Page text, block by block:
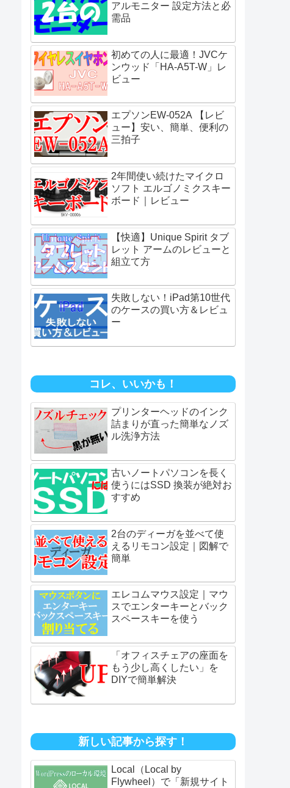
アルモニター 設定方法と必
需品
初めての人に最適！JVCケ
ンウッド「HA-A5T-W」レ
ビュー
エプソンEW-052A 【レビ
ュー】安い、簡単、便利の
三拍子
2年間使い続けたマイクロ
ソフト エルゴノミクスキー
ボード｜レビュー
【快適】Unique Spirit タブ
レット アームのレビューと
組立て方
失敗しない！iPad第10世代
のケースの買い方＆レビュ
ー
コレ、いいかも！
プリンターヘッドのインク
詰まりが直った簡単なノズ
ル洗浄方法
古いノートパソコンを長く
使うにはSSD 換装が絶対お
すすめ
2台のディーガを並べて使
えるリモコン設定｜図解で
簡単
エレコムマウス設定｜マウ
スでエンターキーとバック
スペースキーを使う
「オフィスチェアの座面を
もう少し高くしたい」を
DIYで簡単解決
新しい記事から探す！
Local（Local by
Flywheel）で「新規サイト